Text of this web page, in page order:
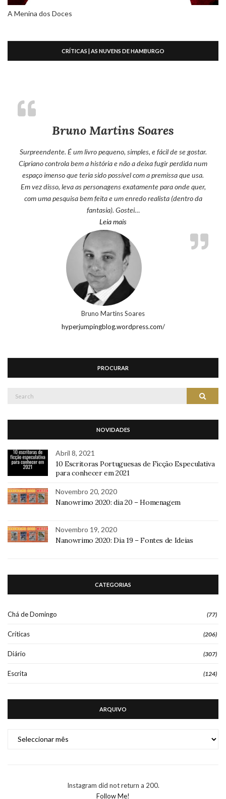
A Menina dos Doces
CRÍTICAS | AS NUVENS DE HAMBURGO
Bruno Martins Soares
Surpreendente. É um livro pequeno, simples, e fácil de se gostar.
Cipriano controla bem a história e não a deixa fugir perdida num
espaço imenso que teria sido possível com a premissa que usa.
Em vez disso, leva as personagens exatamente para onde quer,
com uma pesquisa bem feita e um enredo realista (dentro da
fantasia). Gostei…
Leia mais“Bruno Martins Soares”
Bruno Martins Soares
hyperjumpingblog.wordpress.com/
PROCURAR
Search
NOVIDADES
Abril 8, 2021
10 Escritoras Portuguesas de Ficção Especulativa
para conhecer em 2021
Novembro 20, 2020
Nanowrimo 2020: dia 20 – Homenagem
Novembro 19, 2020
Nanowrimo 2020: Dia 19 – Fontes de Ideias
CATEGORIAS
Chá de Domingo (77)
Críticas (206)
Diário (307)
Escrita (124)
ARQUIVO
Instagram did not return a 200.
Follow Me!